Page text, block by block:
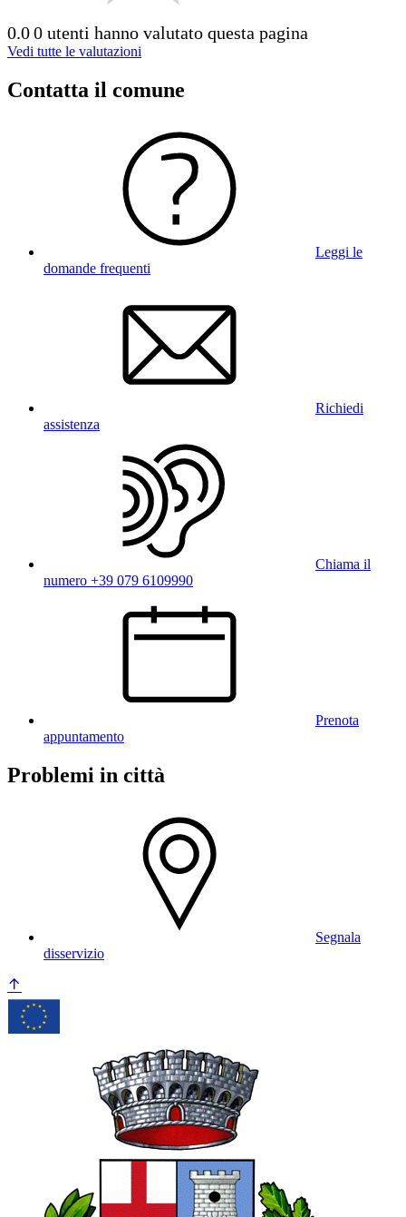
0.00 utenti hanno valutato questa pagina
Vedi tutte le valutazioni
Contatta il comune
Leggi le
domande frequenti
Richiedi
assistenza
Chiama il
numero +39 079 6109990
Prenota
appuntamento
Problemi in città
Segnala
disservizio